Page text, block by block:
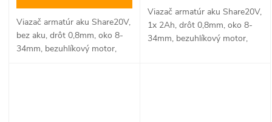
Viazač armatúr aku Share20V,
bez aku, drôt 0,8mm, oko 8-
34mm, bezuhlíkový motor,
Viazač armatúr aku Share20V,
1x 2Ah, drôt 0,8mm, oko 8-
34mm, bezuhlíkový motor,